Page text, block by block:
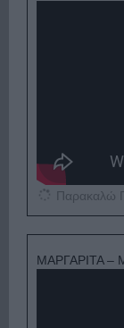
Παρακαλώ
ΜΑΡΓΑΡΙΤΑ